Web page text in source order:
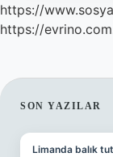
https://
https://
SON YAZILAR
Limanda balık